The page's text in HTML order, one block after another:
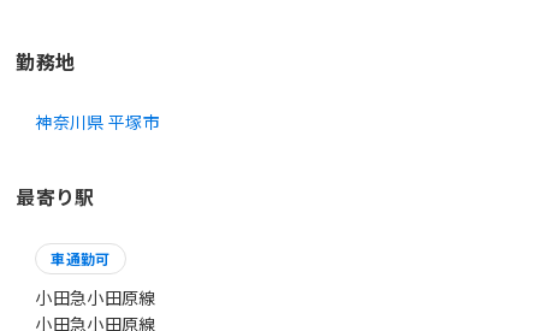
勤務地
神奈川県 平塚市
最寄り駅
車通勤可
小田急小田原線
小田急小田原線